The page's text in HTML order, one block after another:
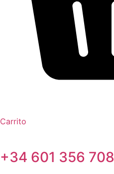
Carrito
+34 601 356 708